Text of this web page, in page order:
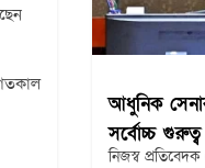
আধুনিক
সর্বোচ্চ
নিজস্ব